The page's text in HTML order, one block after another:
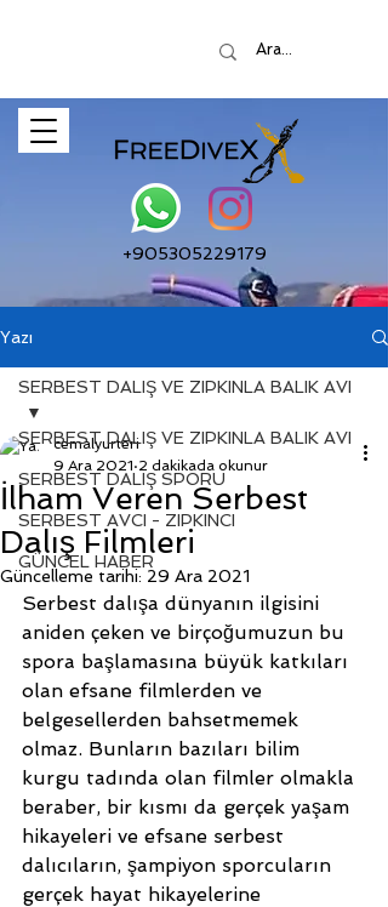
+905305229179
Yazı
SERBEST DALIŞ VE ZIPKINLA BALIK AVI
SERBEST DALIŞ SPORU
SERBEST AVCI - ZIPKINCI
GÜNCEL HABER
SERBEST DALIŞ VE ZIPKINLA BALIK AVI
İlham Veren Serbest
Dalış Filmleri
cemalyurteri
9 Ara 2021 2 dakikada okunur
Güncelleme tarihi: 29 Ara 2021
Serbest dalışa dünyanın ilgisini
aniden çeken ve birçoğumuzun bu
spora başlamasına büyük katkıları
olan efsane filmlerden ve
belgesellerden bahsetmemek
olmaz. Bunların bazıları bilim
kurgu tadında olan filmler olmakla
beraber, bir kısmı da gerçek yaşam
hikayeleri ve efsane serbest
dalıcıların, şampiyon sporcuların
gerçek hayat hikayelerine